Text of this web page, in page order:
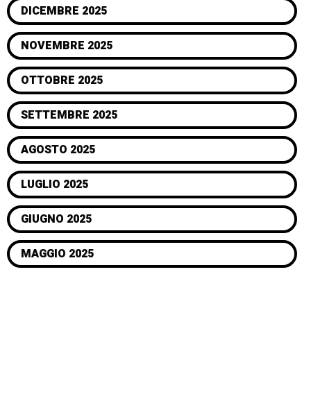
DICEMBRE 2025
NOVEMBRE 2025
OTTOBRE 2025
SETTEMBRE 2025
AGOSTO 2025
LUGLIO 2025
GIUGNO 2025
MAGGIO 2025